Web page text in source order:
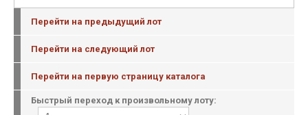
Перейти на предыдущий лот
Перейти на следующий лот
Перейти на первую страницу каталога
Быстрый переход к произвольному лоту: